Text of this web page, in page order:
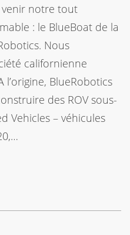
venir notre tout
: le BlueBoat de la
Nous
californienne
l’origine, BlueRobotics
des ROV sous-
Vehicles – véhicules